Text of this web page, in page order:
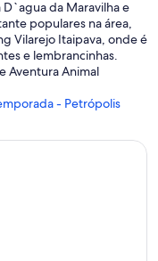
da Maravilha e
populares na área,
Vilarejo Itaipava, onde é
e lembrancinhas.
Aventura Animal
- Petrópolis